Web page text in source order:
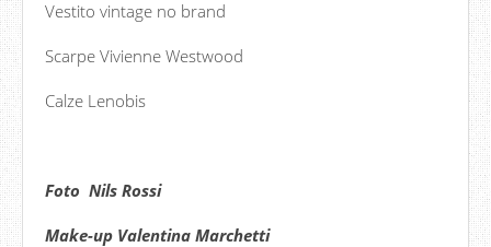
Vestito vintage no brand
Scarpe Vivienne Westwood
Calze Lenobis
Foto Nils Rossi
Make-up Valentina Marchetti